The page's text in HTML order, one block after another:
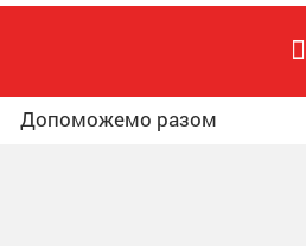
Допоможемо разом